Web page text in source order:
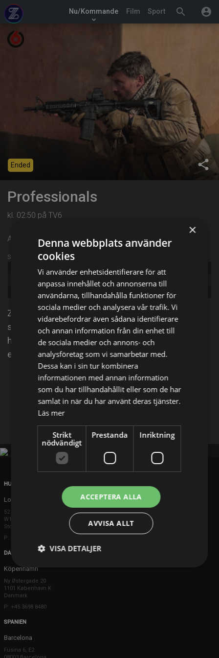
search account_circle
Nu/Kommande
keyboard_arrow_down
Film Sport
share
Ended
Professionals
kl. 02:50 på TV6
Amerikansk actionserie från 2020 | Episode 8 | Säsong 1
Sändningsinformation
Publicerad:
The Alamo
Action
Zora utnyttjar Peters frånvaro och går vidare med
sina planer, oberoende av vad det kommer kosta
hennes familj. Samtidigt inleder Peters dotter Jane
en farlig affär med Vincents bror Danny.
Facebook
HUVUDKONTOR
London
52 Brook Street
W1K 5DS London
Storbritannien
P: +44 203 608 8181
DANMARK
Köpenhamn
Ny Østergade 20
1101 København K
Danmark
P: +45 3698 8480
SPANIEN
Barcelona
Fusina 6, E2
×
Denna webbplats använder
cookies
Vi använder enhetsidentifierare för att
anpassa innehållet och annonserna till
användarna, tillhandahålla funktioner för
sociala medier och analysera vår trafik. Vi
vidarebefordrar även sådana identifierare
och annan information från din enhet till
de sociala medier och annons- och
analysföretag som vi samarbetar med.
Dessa kan i sin tur kombinera
informationen med annan information
som du har tillhandahållit eller som de har
samlat in när du har använt deras tjänster.
Läs mer
Strikt
nödvändigt
Prestanda Inriktning
ACCEPTERA ALLA
AVVISA ALLT
VISA DETALJER